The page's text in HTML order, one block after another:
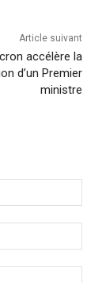
Article suivant
accélère la
d’un Premier
ministre
:*
:*